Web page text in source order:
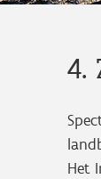
4.
Het